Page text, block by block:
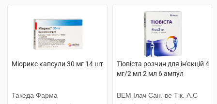
Міорикс капсули 30 мг 14 шт
Такеда Фарма
Тіовіста розчин для ін'єкцій 4
мг/2 мл 2 мл 6 ампул
ВЕМ Ілач Сан. ве Тік. А.С